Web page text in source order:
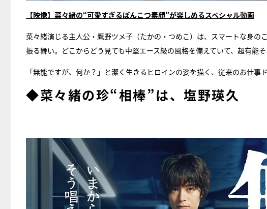
【映像】菜々緒の“可愛すぎるぽんこつ素顔”が楽しめるスペシャル動画
菜々緒演じる主人公・鷹野ツメ子（たかの・つめこ）は、スマートな身
振る舞い。どこからどう見ても中堅エース級の風格を備えていて、超有能
「無能ですが、何か？」と潔く生きるヒロインの姿を描く、従来のお仕事
◆菜々緒の珍“相棒”は、塩野瑛久